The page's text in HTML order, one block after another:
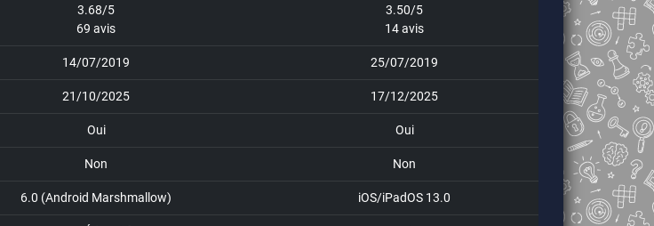
3.68/5
69 avis
3.50/5
14 avis
14/07/2019 25/07/2019
21/10/2025 17/12/2025
Oui Oui
Non Non
6.0 (Android Marshmallow) iOS/iPadOS 13.0